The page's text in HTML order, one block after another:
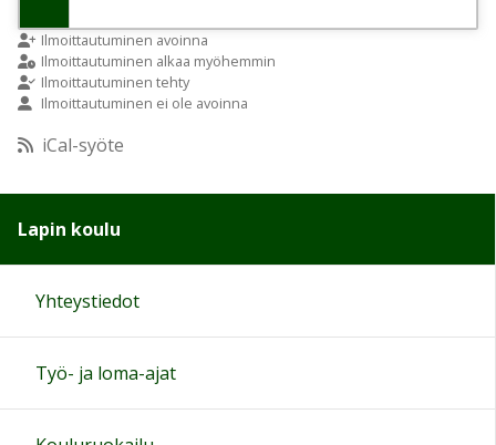
9:00
10:00
12:00
13:00
14:00
15:00
Ilmoittautuminen avoinna
Ilmoittautuminen alkaa myöhemmin
Ilmoittautuminen tehty
Ilmoittautuminen ei ole avoinna
iCal-syöte
Lapin koulu
Yhteystiedot
Työ- ja loma-ajat